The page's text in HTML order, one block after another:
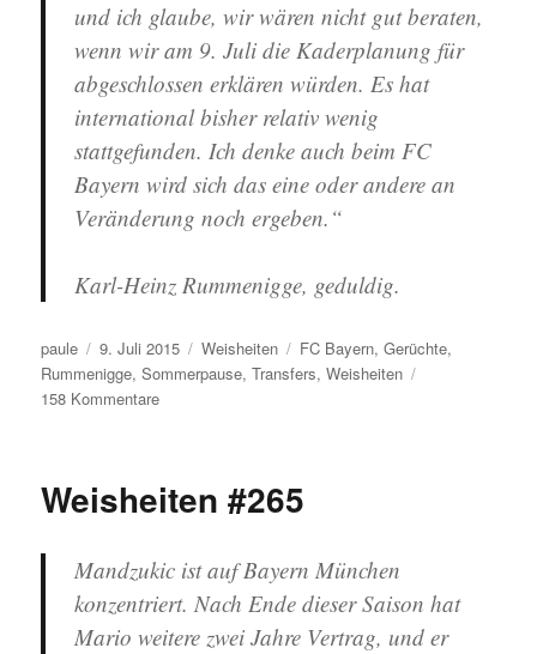
und ich glaube, wir wären nicht gut beraten,
wenn wir am 9. Juli die Kaderplanung für
abgeschlossen erklären würden. Es hat
international bisher relativ wenig
stattgefunden. Ich denke auch beim FC
Bayern wird sich das eine oder andere an
Veränderung noch ergeben.“
Karl-Heinz Rummenigge, geduldig.
Autor
paule
Veröffentlicht
am
9. Juli 2015 Kategorien
Weisheiten Schlagwörter
FC Bayern,Gerüchte,
Rummenigge,Sommerpause,Transfers,Weisheiten
158 Kommentarezu
Weisheiten #265
Mandzukic ist auf Bayern München
konzentriert. Nach Ende dieser Saison hat
Mario weitere zwei Jahre Vertrag, und er